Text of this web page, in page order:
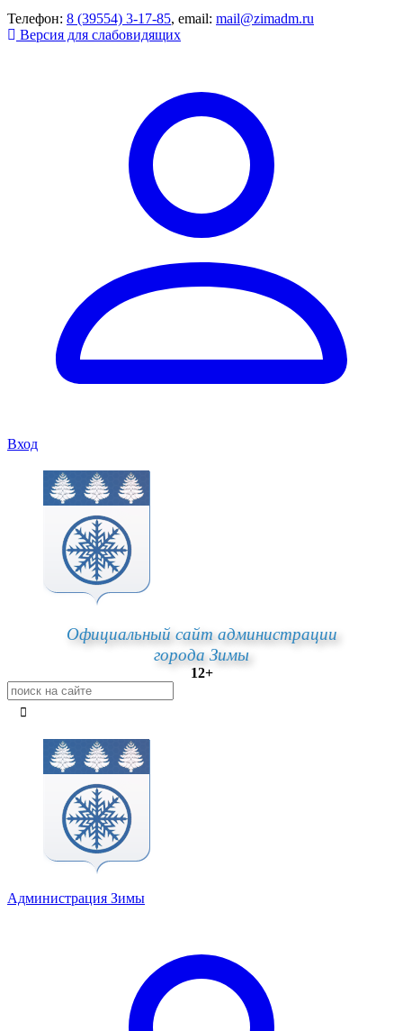
Телефон: 8 (39554) 3-17-85, email: mail@zimadm.ru
Версия для слабовидящих
Вход
Официальный сайт администрации
города Зимы
12+
Администрация Зимы